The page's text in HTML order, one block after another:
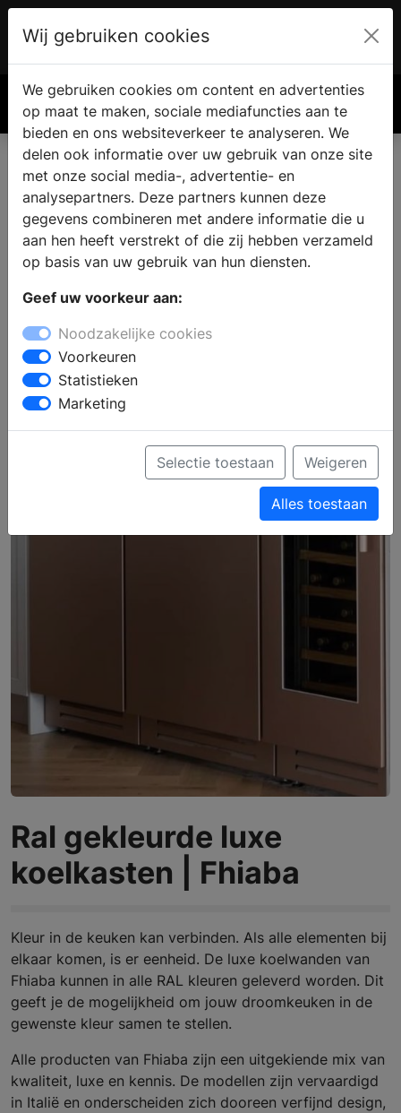
€ 0.00
Ral gekleurde luxe
koelkasten | Fhiaba
Kleur in de keuken kan verbinden. Als alle elementen bij
elkaar komen, is er eenheid. De luxe koelwanden van
Fhiaba kunnen in alle RAL kleuren geleverd worden. Dit
geeft je de mogelijkheid om jouw droomkeuken in de
gewenste kleur samen te stellen.
Alle producten van Fhiaba zijn een uitgekiende mix van
kwaliteit, luxe en kennis. De modellen zijn vervaardigd
in Italië en onderscheiden zich dooreen verfijnd design,
Wij gebruiken cookies
We gebruiken cookies om content en advertenties
op maat te maken, sociale mediafuncties aan te
bieden en ons websiteverkeer te analyseren. We
delen ook informatie over uw gebruik van onze site
met onze social media-, advertentie- en
analysepartners. Deze partners kunnen deze
gegevens combineren met andere informatie die u
aan hen heeft verstrekt of die zij hebben verzameld
op basis van uw gebruik van hun diensten.
Geef uw voorkeur aan:
Noodzakelijke cookies
Voorkeuren
Statistieken
Marketing
Selectie toestaan Weigeren
Alles toestaan